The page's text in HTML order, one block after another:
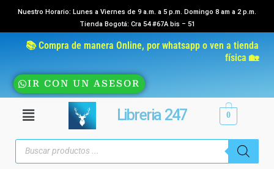
contenido
Nuestro Horario: Lunes a Viernes de 9 a.m. a 5 p.m. Domingo 8 am a 2 p.m.
Tienda Bogotá: Cra 54 #67A bis – 51
📚 Compra de manera Online, por whatsapp o ven a tienda
física 🏡
IR CON UN ASESOR
Menú Libreria 247 0
Búsqueda
productos